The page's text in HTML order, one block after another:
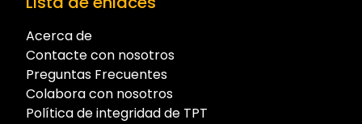
Acerca de
Contacte con nosotros
Preguntas Frecuentes
Colabora con nosotros
Política de integridad de TPT